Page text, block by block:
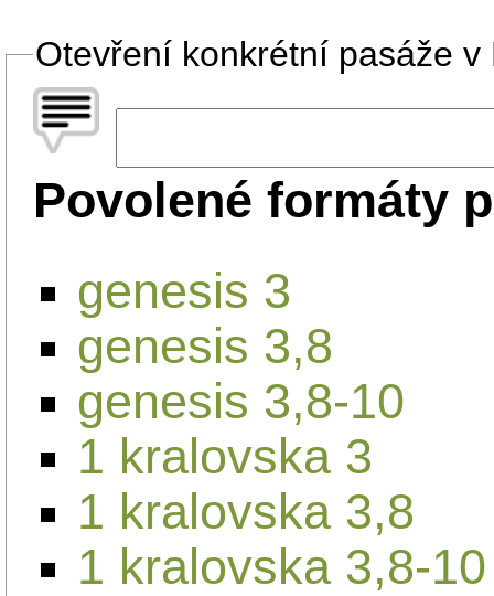
Otevření konkrétní pasáže v
Povolené formáty
genesis 3
genesis 3,8
genesis 3,8-10
1 kralovska 3
1 kralovska 3,8
1 kralovska 3,8-10